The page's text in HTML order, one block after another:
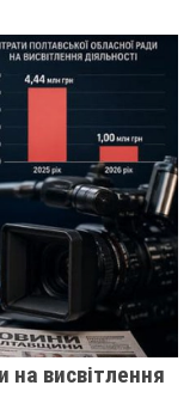
висвітлення